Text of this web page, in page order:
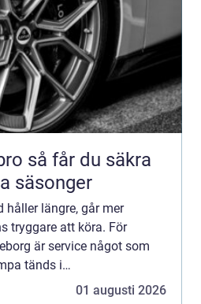
säsonger
håller längre, går mer
tryggare att köra. För
är service något som
tänds i
den som vill undvika dyra
01 augusti 2026